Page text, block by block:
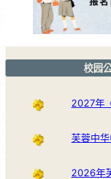
校园
2027年
芙蓉中
2026年